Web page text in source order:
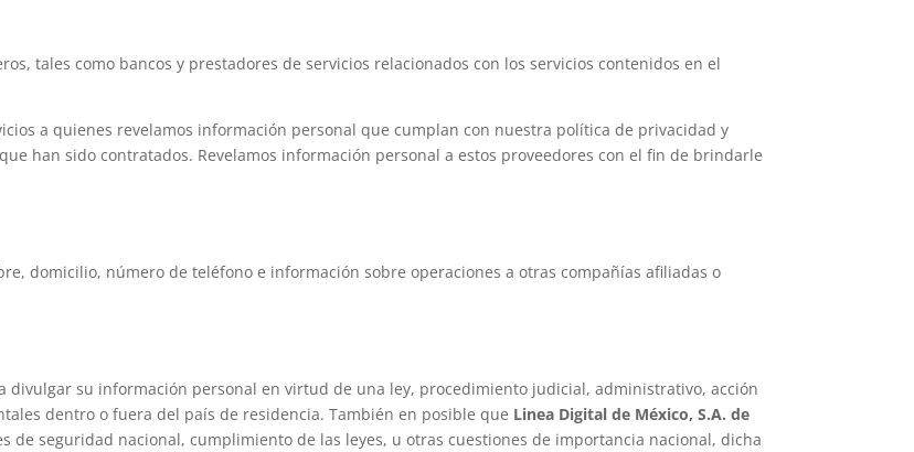
tales como bancos y prestadores de servicios relacionados con los servicios contenidos en el
a quienes revelamos información personal que cumplan con nuestra política de privacidad y
han sido contratados. Revelamos información personal a estos proveedores con el fin de brindarle
domicilio, número de teléfono e información sobre operaciones a otras compañías afiliadas o
divulgar su información personal en virtud de una ley, procedimiento judicial, administrativo, acción
dentro o fuera del país de residencia. También en posible que Linea Digital de México, S.A. de
de seguridad nacional, cumplimiento de las leyes, u otras cuestiones de importancia nacional, dicha